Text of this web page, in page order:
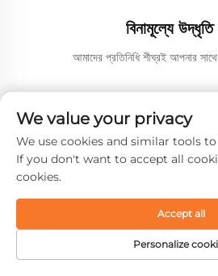
বিনামূল্যে উদ্ধৃতি
আমাদের প্রতিনিধি শীঘ্রই আপনার
নাম
We value your privacy
We use cookies and similar tools
If you don't want to accept all
cookies.
Personalize
Accept all